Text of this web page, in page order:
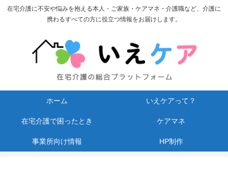
在宅介護に不安や悩みを抱える本人・ご家族・ケアマネ・介護職など、介護に
携わるすべての方に役立つ情報をお届けします。
ホーム いえケアって？
在宅介護で困ったとき ケアマネ
事業所向け情報 HP制作